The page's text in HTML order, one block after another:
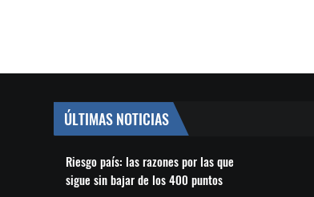
ÚLTIMAS NOTICIAS
Riesgo país: las razones por las que
sigue sin bajar de los 400 puntos